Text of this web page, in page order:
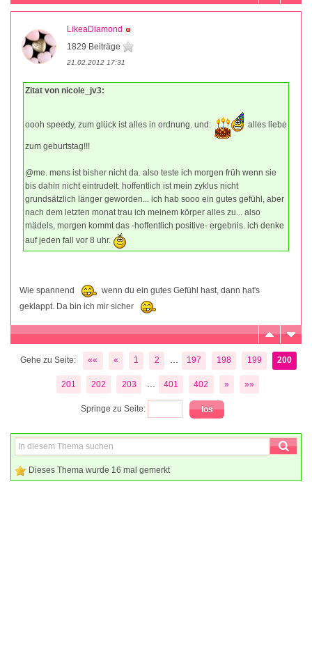
LikeaDiamond
1829 Beiträge
21.02.2012 17:31
Zitat von nicole_jv3:
oooh speedy, zum glück ist alles in ordnung. und: alles liebe
zum geburtstag!!!
@me. mens ist bisher nicht da. also teste ich morgen früh wenn sie
bis dahin nicht eintrudelt. hoffentlich ist mein zyklus nicht
grundsätzlich länger geworden... ich hab sooo ein gutes gefühl, aber
nach dem letzten monat trau ich meinem körper alles zu... also
mädels, morgen kommt das -hoffentlich positive- ergebnis. ich denke
auf jeden fall vor 8 uhr.
Wie spannend
wenn du ein gutes Gefühl hast, dann hat's
geklappt. Da bin ich mir sicher
Gehe zu Seite: «« « 1 2 197 198 199 200
201 202 203 401 402 » »»
Springe zu Seite:
Dieses Thema wurde 16 mal gemerkt